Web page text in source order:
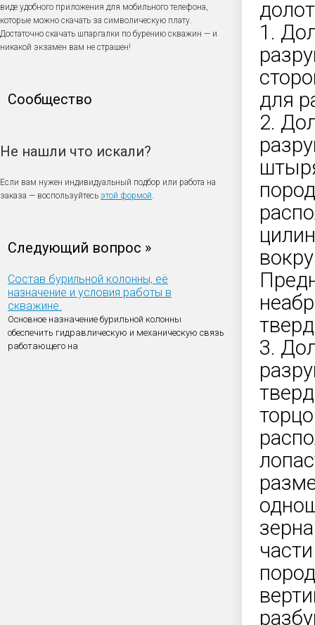
виде удобного приложения для мобильного телефона,
которые можно скачать за символическую плату.
Достаточно скачать шпаргалки по бурению скважин — и
никакой экзамен вам не страшен!
Сообщество
Не нашли что искали?
Если вам нужен индивидуальный подбор или работа на
заказа — воспользуйтесь этой формой.
Следующий вопрос »
Состав бурильной колонны, её
назначение и условия работы в
скважине.
Основное назначение бурильной колонны
обеспечить гидравлическую и механическую связь
работающего на
1.
для
2.
3.